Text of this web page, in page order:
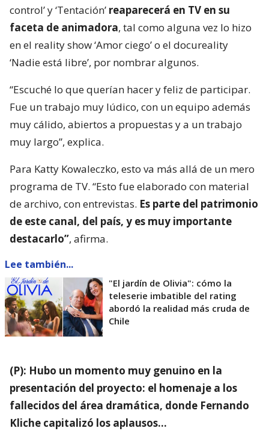
control’ y ‘Tentación’ reaparecerá en TV en su
faceta de animadora, tal como alguna vez lo hizo
en el reality show ‘Amor ciego’ o el docureality
‘Nadie está libre’, por nombrar algunos.
“Escuché lo que querían hacer y feliz de participar.
Fue un trabajo muy lúdico, con un equipo además
muy cálido, abiertos a propuestas y a un trabajo
muy largo”, explica.
Para Katty Kowaleczko, esto va más allá de un mero
programa de TV. “Esto fue elaborado con material
de archivo, con entrevistas. Es parte del patrimonio
de este canal, del país, y es muy importante
destacarlo”, afirma.
Lee también...
"El jardín de Olivia": cómo la
teleserie imbatible del rating
abordó la realidad más cruda de
Chile
(P): Hubo un momento muy genuino en la
presentación del proyecto: el homenaje a los
fallecidos del área dramática, donde Fernando
Kliche capitalizó los aplausos…